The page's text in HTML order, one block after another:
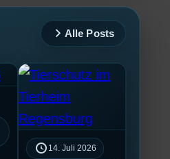
Alle Posts
14. Juli 2026